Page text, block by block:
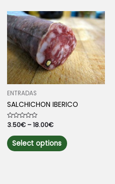
ENTRADAS
SALCHICHON IBERICO
Rated
0
out
of
5
3.50€ –18.00€
Select options product